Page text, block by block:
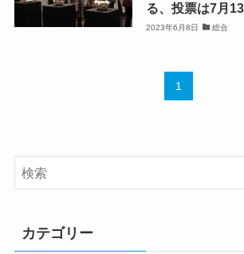
る、投票は7月
2023年6月8日 総合
1
カテゴリー